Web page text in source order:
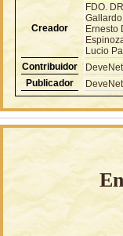
Creador
FDO.
Ernesto
Lucio
Contribuidor
Publicador